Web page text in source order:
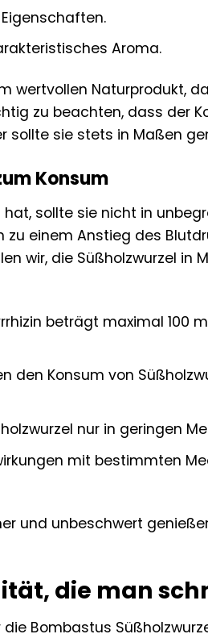
Aroma.
wertvollen Naturprodukt,
zu beachten, dass der
sollte sie stets in Maßen
Konsum
sollte sie nicht in
zu einem Anstieg des
wir, die Süßholzwurzel in
beträgt maximal 100
den Konsum von
nur in geringen
mit bestimmten
und unbeschwert
die man
Bombastus